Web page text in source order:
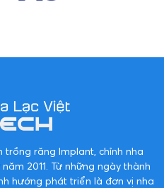
trồng răng Implant, chỉnh nha
2011. Từ những ngày thành
hướng phát triển là đơn vị nha